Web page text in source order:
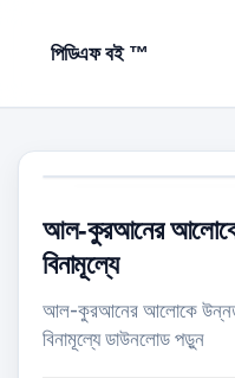
পিডিএফ বই ™
আল-কুরআনের আলোকে
বিনামূল্যে
আল-কুরআনের আলোকে উন্নত
বিনামূল্যে ডাউনলোড পড়ুন